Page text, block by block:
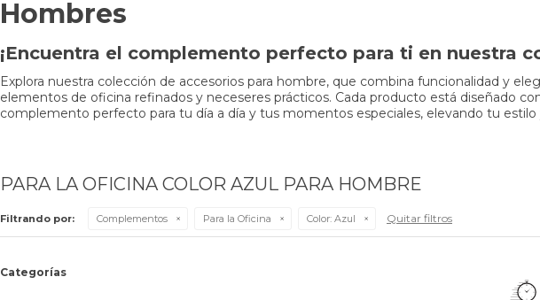
Hombres
¡Encuentra el complemento perfecto para ti en nuestra
Explora nuestra colección de accesorios para hombre, que combina funcionalidad y
elementos de oficina refinados y neceseres prácticos. Cada producto está diseñado
complemento perfecto para tu día a día y tus momentos especiales, elevando tu estilo
PARA LA OFICINA COLOR AZUL PARA HOMBRE
Filtrando por: Complementos Para la Oficina Color: Azul Quitar filtros
Categorías